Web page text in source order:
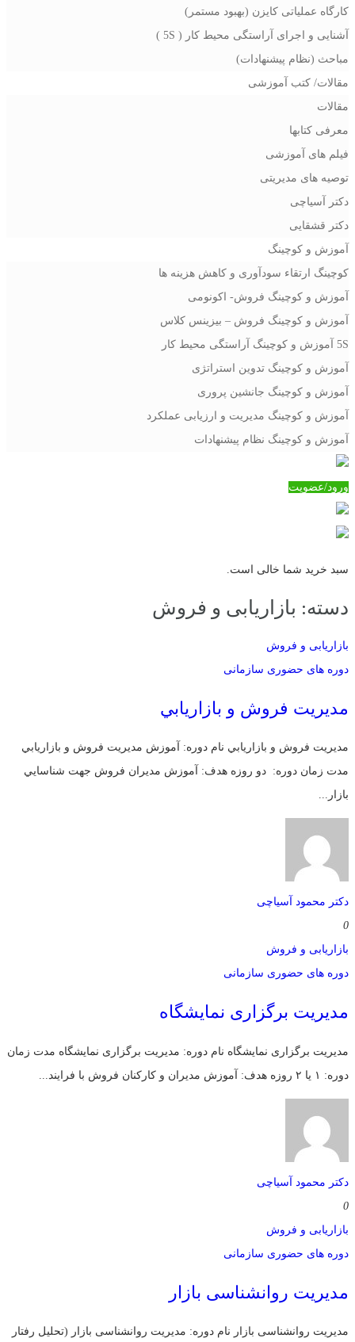
کارگاه عملیاتی کایزن (بهبود مستمر)
آشنایی و اجرای آراستگی محیط کار ( 5S )
مباحث (نظام پیشنهادات)
مقالات/ کتب آموزشی
مقالات
معرفی کتابها
فیلم های آموزشی
توصیه های مدیریتی
دکتر آسیاچی
دکتر قشقایی
آموزش و کوچینگ
کوچینگ ارتقاء سودآوری و کاهش هزینه ها
آموزش و کوچینگ فروش- اکونومی
آموزش و کوچینگ فروش – بیزینس کلاس
5S آموزش و کوچینگ آراستگی محیط کار
آموزش و کوچینگ تدوین استراتژی
آموزش و کوچینگ جانشین پروری
آموزش و کوچینگ مدیریت و ارزیابی عملکرد
آموزش و کوچینگ نظام پیشنهادات
ورود/عضویت
سبد خرید شما خالی است.
دسته: بازاریابی و فروش
بازاریابی و فروش
دوره های حضوری سازمانی
مديريت فروش و بازاريابي
مديريت فروش و بازاريابي نام دوره: آموزش مديريت فروش و بازاريابي
مدت زمان دوره: دو روزه هدف: آموزش مديران فروش جهت شناسايي
بازار...
دکتر محمود آسیاچی
0
بازاریابی و فروش
دوره های حضوری سازمانی
مديريت برگزاری نمایشگاه
مديريت برگزاری نمایشگاه نام دوره: مديريت برگزاری نمایشگاه مدت زمان
دوره: ۱ یا ۲ روزه هدف: آموزش مديران و کارکنان فروش با فرایند...
دکتر محمود آسیاچی
0
بازاریابی و فروش
دوره های حضوری سازمانی
مدیریت روانشناسی بازار
مدیریت روانشناسی بازار نام دوره: مدیریت روانشناسی بازار (تحلیل رفتار